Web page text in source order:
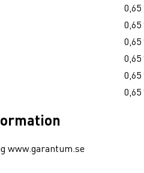
0,65
0,65
0,65
0,65
0,65
0,65
www.garantum.se